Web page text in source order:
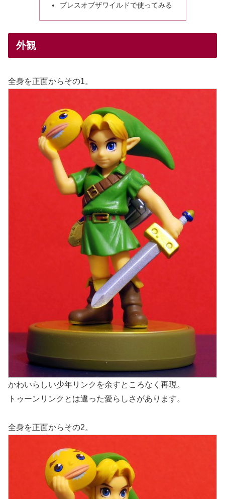
ブレスオブザワイルドで使ってみる
外観
全身を正面からその1。
かわいらしい少年リンクを余すところなく再現。
トゥーンリンクとは違った愛らしさがあります。
全身を正面からその2。